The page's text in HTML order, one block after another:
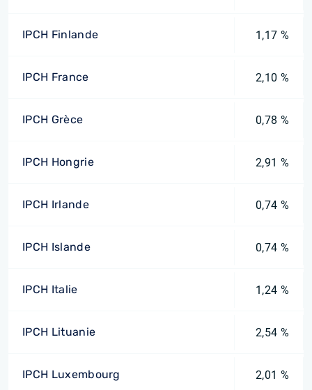
IPCH Finlande 1,17 %
IPCH France 2,10 %
IPCH Grèce 0,78 %
IPCH Hongrie 2,91 %
IPCH Irlande 0,74 %
IPCH Islande 0,74 %
IPCH Italie 1,24 %
IPCH Lituanie 2,54 %
IPCH Luxembourg 2,01 %